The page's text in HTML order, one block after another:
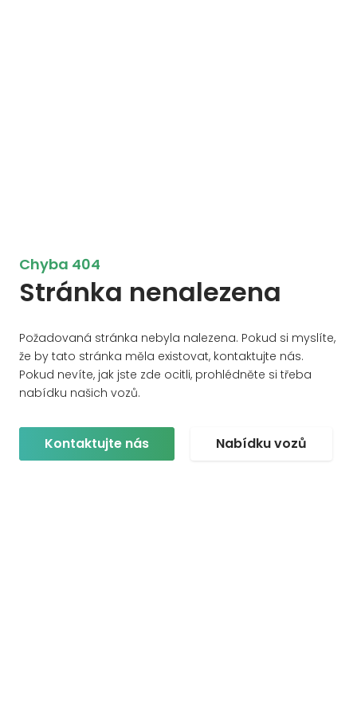
Chyba 404
Stránka nenalezena
Požadovaná stránka nebyla nalezena. Pokud si myslíte,
že by tato stránka měla existovat, kontaktujte nás.
Pokud nevíte, jak jste zde ocitli, prohlédněte si třeba
nabídku našich vozů.
Kontaktujte nás Nabídku vozů